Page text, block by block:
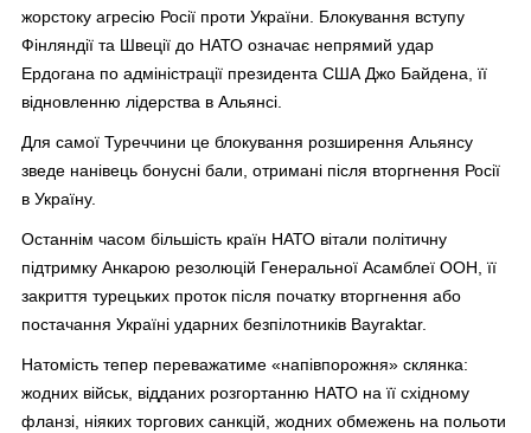
жорстоку агресію Росії проти України. Блокування вступу
Фінляндії та Швеції до НАТО означає непрямий удар
Ердогана по адміністрації президента США Джо Байдена, її
відновленню лідерства в Альянсі.
Для самої Туреччини це блокування розширення Альянсу
зведе нанівець бонусні бали, отримані після вторгнення Росії
в Україну.
Останнім часом більшість країн НАТО вітали політичну
підтримку Анкарою резолюцій Генеральної Асамблеї ООН, її
закриття турецьких проток після початку вторгнення або
постачання Україні ударних безпілотників Bayraktar.
Натомість тепер переважатиме «напівпорожня» склянка:
жодних військ, відданих розгортанню НАТО на її східному
фланзі, ніяких торгових санкцій, жодних обмежень на польоти